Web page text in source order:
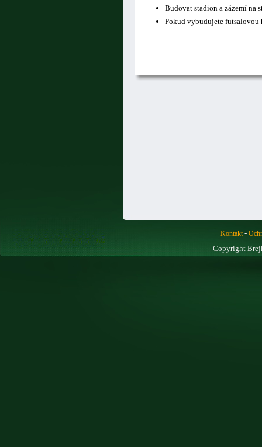
Budovat stadion a zázemí na
Pokud vybudujete futsalovou
Kontakt-
Copyright